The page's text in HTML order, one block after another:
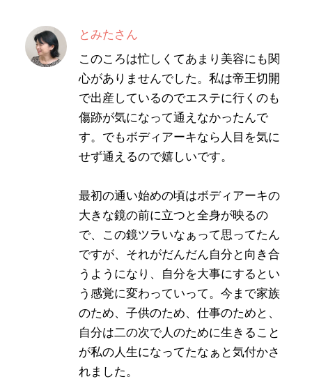
とみたさん
このころは忙しくてあまり美容にも関
心がありませんでした。私は帝王切開
で出産しているのでエステに行くのも
傷跡が気になって通えなかったんで
す。でもボディアーキなら人目を気に
せず通えるので嬉しいです。
最初の通い始めの頃はボディアーキの
大きな鏡の前に立つと全身が映るの
で、この鏡ツラいなぁって思ってたん
ですが、それがだんだん自分と向き合
うようになり、自分を大事にするとい
う感覚に変わっていって。今まで家族
のため、子供のため、仕事のためと、
自分は二の次で人のために生きること
が私の人生になってたなぁと気付かさ
れました。